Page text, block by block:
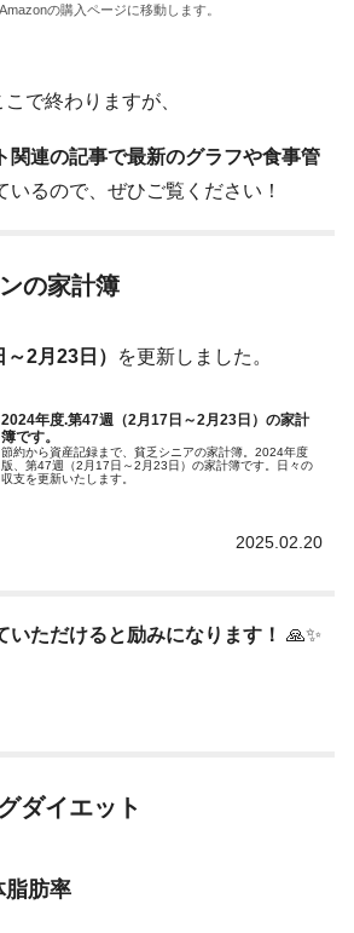
の購入ページに移動します。
で終わりますが、
関連の記事で最新のグラフや食事管
いるので、ぜひご覧ください！
の家計簿
2月23日） を更新しました。
2024年度.第47週（2月17日～2月23日）の家計
簿です。
節約から資産記録まで、貧乏シニアの家計簿。2024年度
版、第47週（2月17日～2月23日）の家計簿です。日々の
収支を更新いたします。
2025.02.20
いただけると励みになります！ 🙏✨
ダイエット
脂肪率